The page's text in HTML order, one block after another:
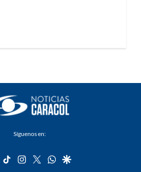
Síguenos en:
facebook
tiktok instagram
twitterwhatsapp
google